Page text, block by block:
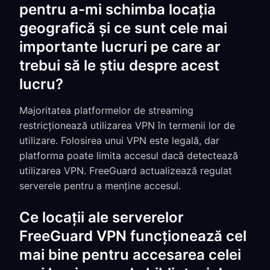
pentru a-mi schimba locația
geografică și ce sunt cele mai
importante lucruri pe care ar
trebui să le știu despre acest
lucru?
Majoritatea platformelor de streaming
restricționează utilizarea VPN în termenii lor de
utilizare. Folosirea unui VPN este legală, dar
platforma poate limita accesul dacă detectează
utilizarea VPN. FreeGuard actualizează regulat
serverele pentru a menține accesul.
Ce locații ale serverelor
FreeGuard VPN funcționează cel
mai bine pentru accesarea celei